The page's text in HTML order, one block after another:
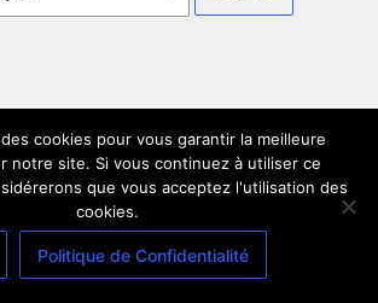
cookies pour vous garantir la meilleure
notre site. Si vous continuez à utiliser ce
que vous acceptez l'utilisation des
cookies.
Politique de Confidentialité